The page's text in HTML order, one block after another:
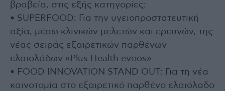
βραβεία, στις εξής κατηγορίες:
• SUPERFOOD: Για την υγειοπροστατευτική
αξία, μέσω κλινικών μελετών και ερευνών, της
νέας σειράς εξαιρετικών παρθένων
ελαιολάδων «Plus Health evoos»
• FOOD INNOVATION STAND OUT: Για τη νέα
καινοτομία στο εξαιρετικό παρθένο ελαιόλαδο